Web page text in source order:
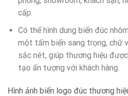
cấp.
Có thể hình dung biển đúc
một tấm biển sang trọng, chữ
sắc nét, giúp thương hiệu
tạo ấn tượng với khách hàng.
Hình ảnh biển logo đúc thương